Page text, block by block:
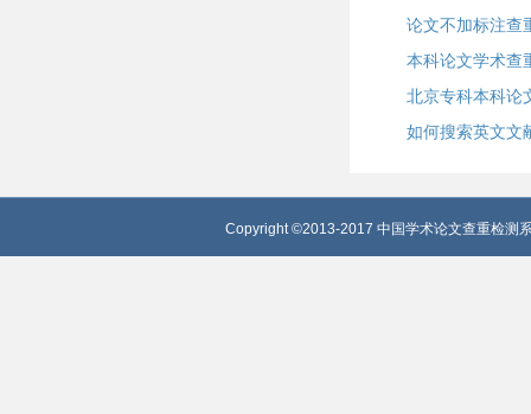
论文不加标注查
本科论文学术查
北京专科本科论
如何搜索英文文
Copyright ©2013-2017 中国学术论文查重检